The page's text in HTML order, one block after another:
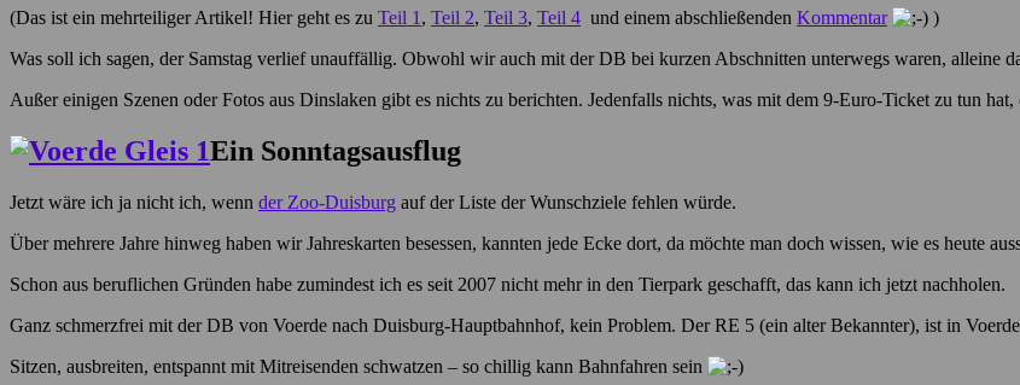
(Das ist ein mehrteiliger Artikel! Hier geht es zu Teil 1 , Teil 2, Teil 3, Teil 4 und einem abschließenden Kommentar
)
Was soll ich sagen, der Samstag verlief unauffällig. Obwohl wir auch mit der DB bei kurzen Abschnitten unterwegs waren, alleine
Außer einigen Szenen oder Fotos aus Dinslaken gibt es nichts zu berichten. Jedenfalls nichts, was mit dem 9-Euro-Ticket zu tun
Ein Sonntagsausflug
Jetzt wäre ich ja nicht ich, wenn der Zoo-Duisburg auf der Liste der Wunschziele fehlen würde.
Über mehrere Jahre hinweg haben wir Jahreskarten besessen, kannten jede Ecke dort, da möchte man doch wissen, wie es heute
Schon aus beruflichen Gründen habe zumindest ich es seit 2007 nicht mehr in den Tierpark geschafft, das kann ich jetzt nachholen.
Ganz schmerzfrei mit der DB von Voerde nach Duisburg-Hauptbahnhof, kein Problem. Der RE 5 (ein alter Bekannter), ist in
Sitzen, ausbreiten, entspannt mit Mitreisenden schwatzen – so chillig kann Bahnfahren sein